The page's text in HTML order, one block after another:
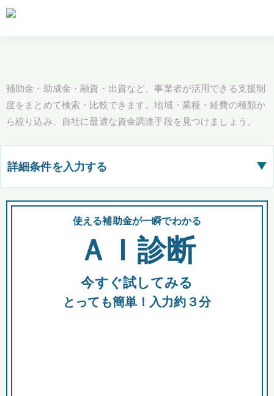
補助金・助成金・融資・出資など、事業者が活用できる支援制
度をまとめて検索・比較できます。地域・業種・経費の種類か
ら絞り込み、自社に最適な資金調達手段を見つけましょう。
詳細条件を入力する ▶
都道府県
全国の検索結果を含めて表示
助成金 融資 出資
使える補助金が一瞬でわかる
ＡＩ診断
今すぐ試してみる
とっても簡単！入力約３分